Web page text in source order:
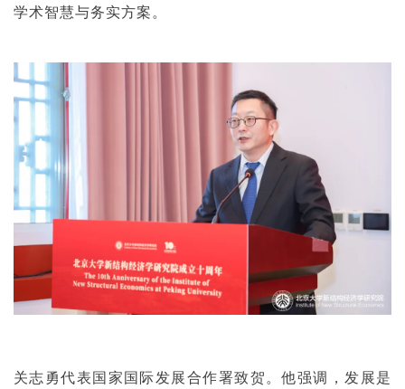
学术智慧与务实方案。
关志勇代表国家国际发展合作署致贺。他强调，发展是